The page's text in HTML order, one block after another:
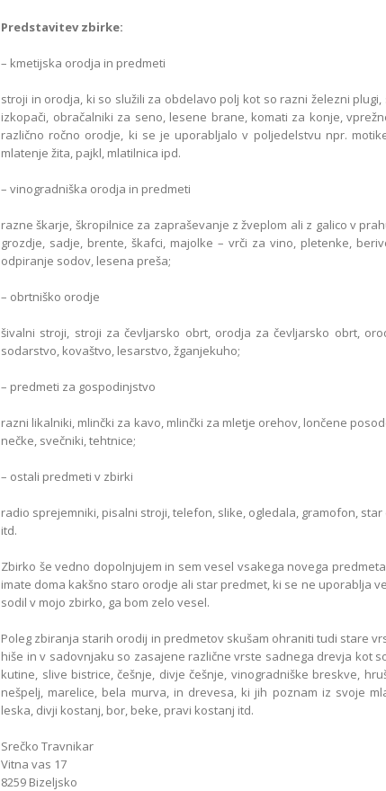
Predstavitev zbirke:
– kmetijska orodja in predmeti
stroji in orodja, ki so služili za obdelavo polj kot so razni železni
izkopači, obračalniki za seno, lesene brane, komati za konje,
različno ročno orodje, ki se je uporabljalo v poljedelstvu npr.
mlatenje žita, pajkl, mlatilnica ipd.
– vinogradniška orodja in predmeti
razne škarje, škropilnice za zapraševanje z žveplom ali z galico v
grozdje, sadje, brente, škafci, majolke – vrči za vino, pletenke,
odpiranje sodov, lesena preša;
– obrtniško orodje
šivalni stroji, stroji za čevljarsko obrt, orodja za čevljarsko obrt,
sodarstvo, kovaštvo, lesarstvo, žganjekuho;
– predmeti za gospodinjstvo
razni likalniki, mlinčki za kavo, mlinčki za mletje orehov, lončene
nečke, svečniki, tehtnice;
– ostali predmeti v zbirki
radio sprejemniki, pisalni stroji, telefon, slike, ogledala, gramofon,
itd.
Zbirko še vedno dopolnjujem in sem vesel vsakega novega
imate doma kakšno staro orodje ali star predmet, ki se ne uporablja
sodil v mojo zbirko, ga bom zelo vesel.
Poleg zbiranja starih orodij in predmetov skušam ohraniti tudi stare
hiše in v sadovnjaku so zasajene različne vrste sadnega drevja kot
kutine, slive bistrice, češnje, divje češnje, vinogradniške breskve,
nešpelj, marelice, bela murva, in drevesa, ki jih poznam iz svoje
leska, divji kostanj, bor, beke, pravi kostanj itd.
Srečko Travnikar
Vitna vas 17
8259 Bizeljsko